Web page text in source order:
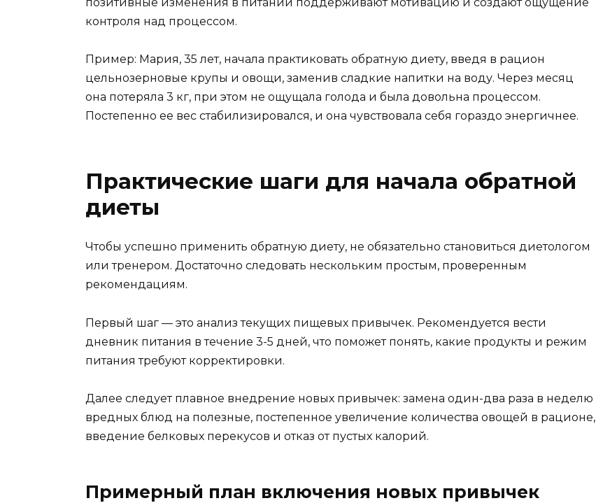
контроля над процессом.
Пример: Мария, 35 лет, начала практиковать обратную диету, введя в рацион
цельнозерновые крупы и овощи, заменив сладкие напитки на воду. Через месяц
она потеряла 3 кг, при этом не ощущала голода и была довольна процессом.
Постепенно ее вес стабилизировался, и она чувствовала себя гораздо энергичнее.
Практические шаги для начала обратной
диеты
Чтобы успешно применить обратную диету, не обязательно становиться диетологом
или тренером. Достаточно следовать нескольким простым, проверенным
рекомендациям.
Первый шаг — это анализ текущих пищевых привычек. Рекомендуется вести
дневник питания в течение 3-5 дней, что поможет понять, какие продукты и режим
питания требуют корректировки.
Далее следует плавное внедрение новых привычек: замена один-два раза в неделю
вредных блюд на полезные, постепенное увеличение количества овощей в рационе,
введение белковых перекусов и отказ от пустых калорий.
Примерный план включения новых привычек